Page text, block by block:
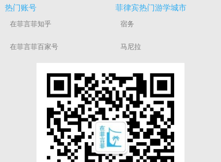
热门账号
在菲言菲知乎
在菲言菲百家号
菲律宾热门游学城市
宿务
马尼拉